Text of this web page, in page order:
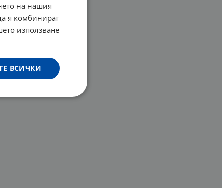
на нашия
я комбинират
използване
ВСИЧКИ